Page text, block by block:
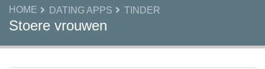
HOME DATING APPS TINDER
Stoere vrouwen